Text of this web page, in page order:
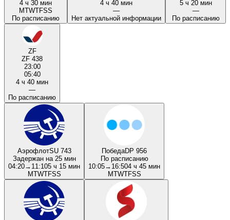
4 ч 30 мин
MTWTFSS
По расписанию
4 ч 40 мин
—
Нет актуальной информации
5 ч 20 мин
—
По расписанию
ZF
ZF 438
23:00
05:40
4 ч 40 мин
—
По расписанию
АэрофлотSU 743
Задержан на 25 мин
04:20→ 11:105 ч 15 мин
MTWTFSS
ПобедаDP 956
По расписанию
10:05→ 16:504 ч 45 мин
MTWTFSS